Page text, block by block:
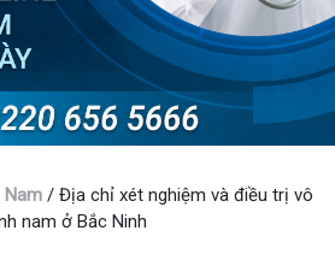
Nam/ Địa chỉ xét nghiệm và điều trị vô
nam ở Bắc Ninh